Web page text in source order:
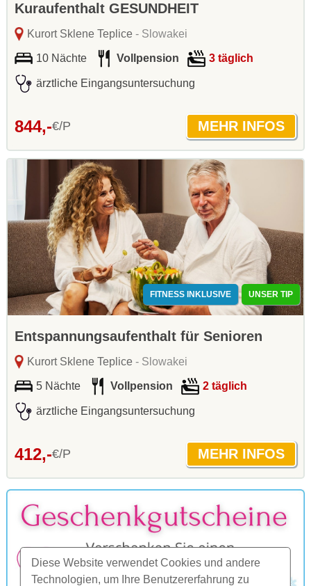
Diese Website verwendet Cookies und andere
Technologien, um Ihre Benutzererfahrung zu
Kuraufenthalt GESUNDHEIT
Kurort Sklene Teplice- Slowakei
10 Nächte Vollpension 3 täglich
ärztliche Eingangsuntersuchung
844,-€/P
FITNESS INKLUSIVE UNSER TIP
Entspannungsaufenthalt für Senioren
Kurort Sklene Teplice- Slowakei
5 Nächte Vollpension 2 täglich
ärztliche Eingangsuntersuchung
412,-€/P